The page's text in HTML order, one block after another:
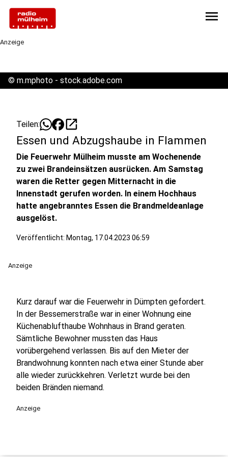
menu
Anzeige
© m.mphoto - stock.adobe.com
Teilen: open_in_new
Essen und Abzugshaube in Flammen
Die Feuerwehr Mülheim musste am Wochenende
zu zwei Brandeinsätzen ausrücken. Am Samstag
waren die Retter gegen Mitternacht in die
Innenstadt gerufen worden. In einem Hochhaus
hatte angebranntes Essen die Brandmeldeanlage
ausgelöst.
Veröffentlicht: Montag, 17.04.2023 06:59
Anzeige
Kurz darauf war die Feuerwehr in Dümpten gefordert.
In der Bessemerstraße war in einer Wohnung eine
Küchenablufthaube Wohnhaus in Brand geraten.
Sämtliche Bewohner mussten das Haus
vorübergehend verlassen. Bis auf den Mieter der
Brandwohnung konnten nach etwa einer Stunde aber
alle wieder zurückkehren. Verletzt wurde bei den
beiden Bränden niemand.
Anzeige